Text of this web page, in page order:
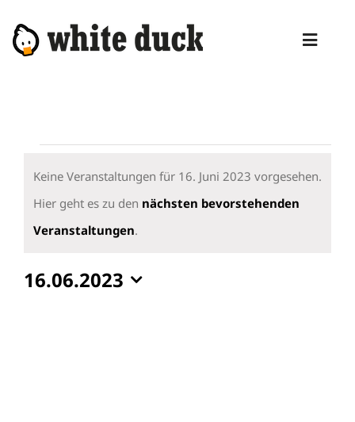
Inhalt
DIENSTLEISTUNGEN
MANAGED SERVICES
für
16.
Juni
Hinweis
Keine Veranstaltungen für 16. Juni 2023 vorgesehen.
Hier geht es zu den nächsten bevorstehenden
Veranstaltungen.
16.06.2023